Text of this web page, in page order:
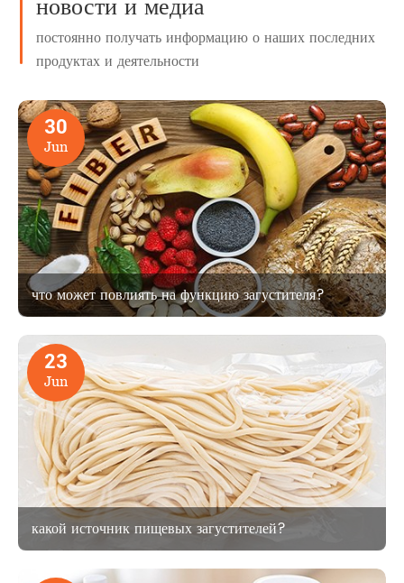
новости и медиа
постоянно получать информацию о наших последних
продуктах и деятельности
30
Jun
что может повлиять на функцию загустителя?
23
Jun
какой источник пищевых загустителей?